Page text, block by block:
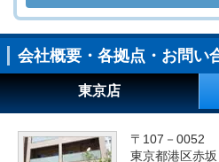
会社概要・各拠点・お問い
東京店
〒107－0052
東京都港区赤